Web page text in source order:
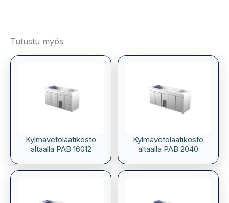
Tutustu myös
Kylmävetolaatikosto
altaalla PAB 16012
Kylmävetolaatikosto
altaalla PAB 2040